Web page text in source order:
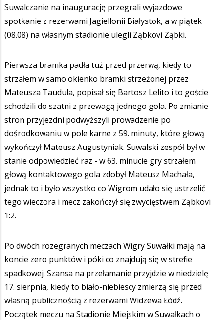
Suwalczanie na inaugurację przegrali wyjazdowe
spotkanie z rezerwami Jagiellonii Białystok, a w piątek
(08.08) na własnym stadionie ulegli Ząbkovi Ząbki.
Pierwsza bramka padła tuż przed przerwą, kiedy to
strzałem w samo okienko bramki strzeżonej przez
Mateusza Taudula, popisał się Bartosz Lelito i to goście
schodzili do szatni z przewagą jednego gola. Po zmianie
stron przyjezdni podwyższyli prowadzenie po
dośrodkowaniu w pole karne z 59. minuty, które głową
wykończył Mateusz Augustyniak. Suwalski zespół był w
stanie odpowiedzieć raz - w 63. minucie gry strzałem
głową kontaktowego gola zdobył Mateusz Machała,
jednak to i było wszystko co Wigrom udało się ustrzelić
tego wieczora i mecz zakończył się zwycięstwem Ząbkovi
1:2.
Po dwóch rozegranych meczach Wigry Suwałki mają na
koncie zero punktów i póki co znajdują się w strefie
spadkowej. Szansa na przełamanie przyjdzie w niedzielę
17. sierpnia, kiedy to biało-niebiescy zmierzą się przed
własną publicznością z rezerwami Widzewa Łódź.
Początek meczu na Stadionie Miejskim w Suwałkach o